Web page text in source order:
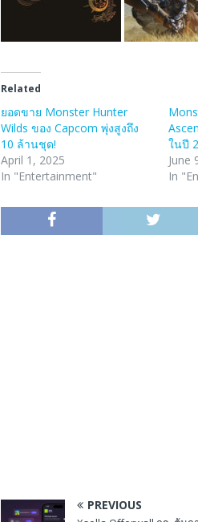
Related
ยอดขาย Monster Hunter
Wilds ของ Capcom พุ่งสูงถึง
10 ล้านชุด!
April 1, 2025
In "Entertainment"
ในปี
June
In
PREVIOUS